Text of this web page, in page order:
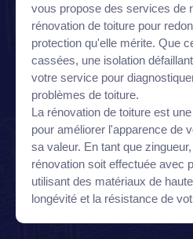
vous propose des services de
rénovation de toiture pour
protection qu'elle mérite. Que
cassées, une isolation
votre service pour
problèmes de toiture.
La rénovation de toiture est
pour améliorer l'apparence de
sa valeur. En tant que
rénovation soit effectuée avec
utilisant des matériaux de
longévité et la résistance de